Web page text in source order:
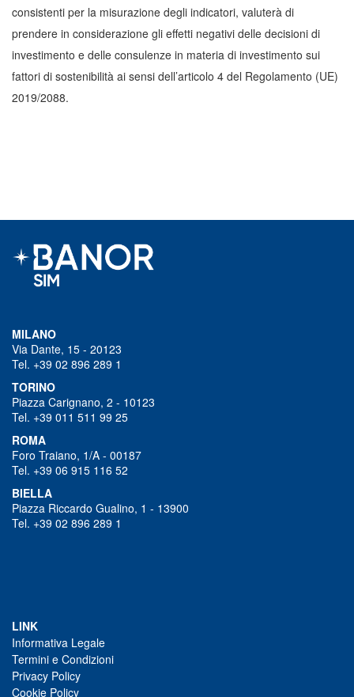
consistenti per la misurazione degli indicatori, valuterà di
prendere in considerazione gli effetti negativi delle decisioni di
investimento e delle consulenze in materia di investimento sui
fattori di sostenibilità ai sensi dell’articolo 4 del Regolamento (UE)
2019/2088.
MILANO
Via Dante, 15 - 20123
Tel. +39 02 896 289 1
TORINO
Piazza Carignano, 2 - 10123
Tel. +39 011 511 99 25
ROMA
Foro Traiano, 1/A - 00187
Tel. +39 06 915 116 52
BIELLA
Piazza Riccardo Gualino, 1 - 13900
Tel. +39 02 896 289 1
LINK
Informativa Legale
Termini e Condizioni
Privacy Policy
Cookie Policy